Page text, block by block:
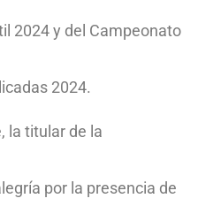
2024 y del Campeonato
2024.
la titular de la
por la presencia de